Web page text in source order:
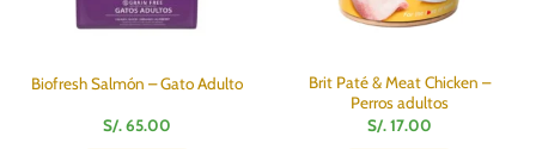
Biofresh Salmón – Gato Adulto
S/.65.00
Brit Paté & Meat Chicken –
Perros adultos
S/.17.00